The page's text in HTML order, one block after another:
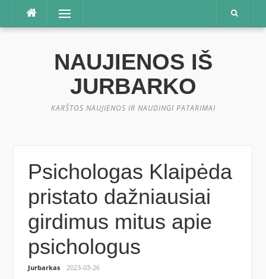
Praleisti
Meniu
NAUJIENOS IŠ
JURBARKO
KARŠTOS NAUJIENOS IR NAUDINGI PATARIMAI
Psichologas Klaipėda
pristato dažniausiai
girdimus mitus apie
psichologus
Jurbarkas 2023-03-26